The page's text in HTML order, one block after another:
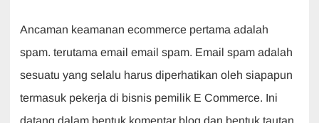
Ancaman keamanan ecommerce pertama adalah
spam. terutama email email spam. Email spam adalah
sesuatu yang selalu harus diperhatikan oleh siapapun
termasuk pekerja di bisnis pemilik E Commerce. Ini